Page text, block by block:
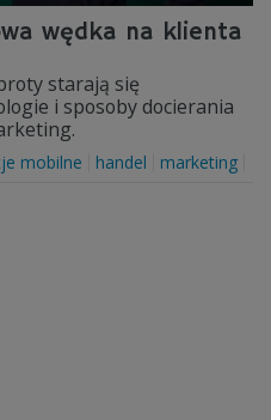
wędka na klienta
starają się
i sposoby docierania
mobilne handel marketing